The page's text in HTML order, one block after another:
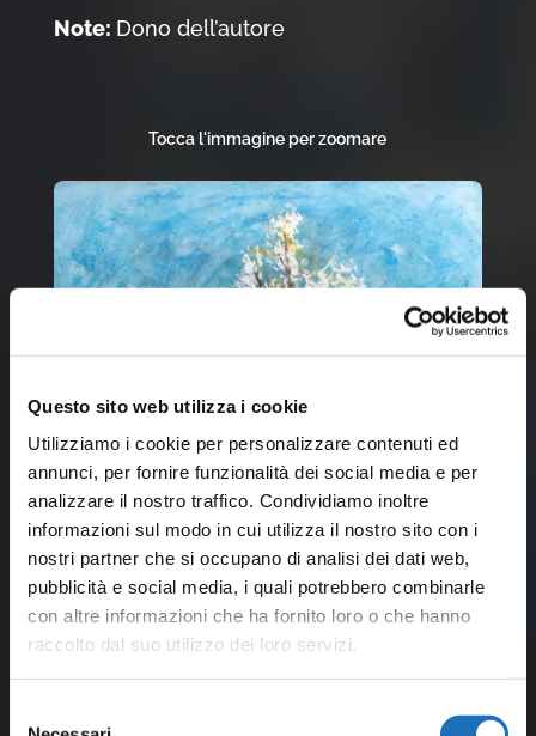
Questo sito web utilizza i cookie
Utilizziamo i cookie per personalizzare contenuti ed
annunci, per fornire funzionalità dei social media e per
analizzare il nostro traffico. Condividiamo inoltre
informazioni sul modo in cui utilizza il nostro sito con i
nostri partner che si occupano di analisi dei dati web,
pubblicità e social media, i quali potrebbero combinarle
con altre informazioni che ha fornito loro o che hanno
raccolto dal suo utilizzo dei loro servizi.
Note: Dono dell’autore
Tocca l'immagine per zoomare